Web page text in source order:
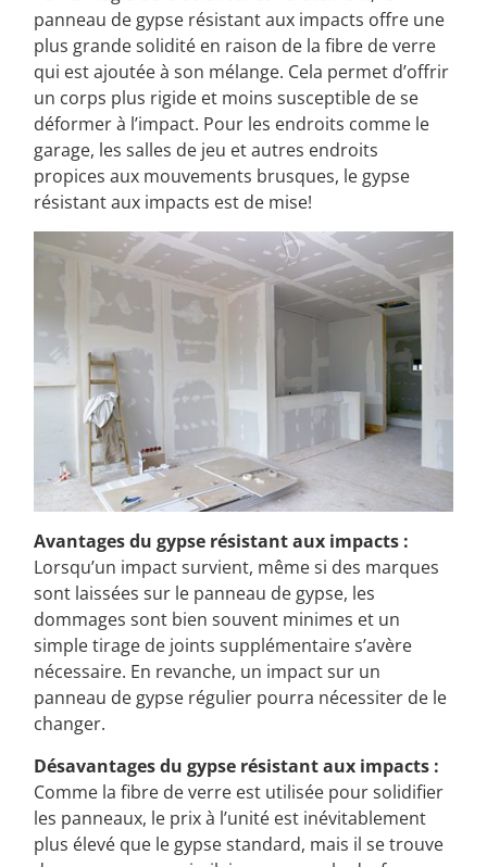
Par la magie de la science! Concrètement, le
panneau de gypse résistant aux impacts offre une
plus grande solidité en raison de la fibre de verre
qui est ajoutée à son mélange. Cela permet d’offrir
un corps plus rigide et moins susceptible de se
déformer à l’impact. Pour les endroits comme le
garage, les salles de jeu et autres endroits
propices aux mouvements brusques, le gypse
Avantages du gypse résistant aux impacts :
Lorsqu’un impact survient, même si des marques
sont laissées sur le panneau de gypse, les
dommages sont bien souvent minimes et un
simple tirage de joints supplémentaire s’avère
nécessaire. En revanche, un impact sur un
panneau de gypse régulier pourra nécessiter de le
changer.
Désavantages du gypse résistant aux impacts :
Comme la fibre de verre est utilisée pour solidifier
les panneaux, le prix à l’unité est inévitablement